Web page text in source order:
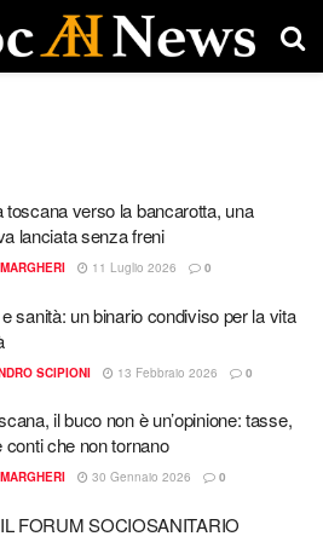
toscana verso la bancarotta, una
lanciata senza freni
11 Luglio 2026 0
sanità: un binario condiviso per la vita
SCIPIONI 13 Febbraio 2026 0
il buco non è un’opinione: tasse,
conti che non tornano
30 Gennaio 2026 0
FORUM SOCIOSANITARIO